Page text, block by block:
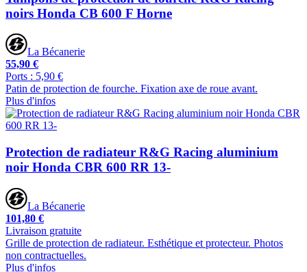
noirs Honda CB 600 F Horne
La Bécanerie
55,90 €
Ports : 5,90 €
Patin de protection de fourche. Fixation axe de roue avant.
Plus d'infos
Protection de radiateur R&G Racing aluminium
noir Honda CBR 600 RR 13-
La Bécanerie
101,80 €
Livraison gratuite
Grille de protection de radiateur. Esthétique et protecteur. Photos
non contractuelles.
Plus d'infos